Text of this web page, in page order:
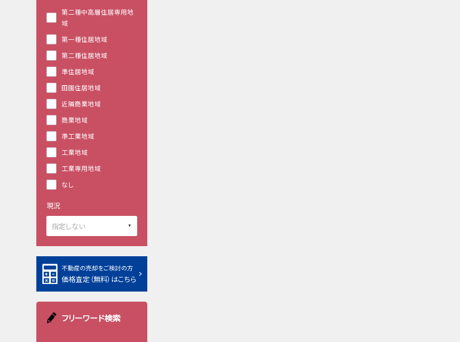
第二種中高層住居専用地
域
第一種住居地域
第二種住居地域
準住居地域
田園住居地域
近隣商業地域
商業地域
準工業地域
工業地域
工業専用地域
なし
現況
不動産の売却をご検討の方
価格査定（無料）はこちら
フリーワード検索